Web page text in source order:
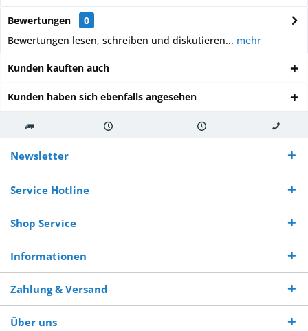
Bewertungen
0
Bewertungen lesen, schreiben und diskutieren... mehr
Kunden kauften auch
Kunden haben sich ebenfalls angesehen
Kostenloser
Versand ab €
250,-
Versand innerhalb von Versand von So erreichen
Sie uns 0160
970 511 90
Newsletter
Service Hotline
Shop Service
Informationen
Zahlung & Versand
Über uns